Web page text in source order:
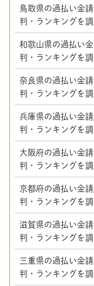
鳥取県の過払い金
判・ランキングを
和歌山県の過払い
判・ランキングを
奈良県の過払い金
判・ランキングを
兵庫県の過払い金
判・ランキングを
大阪府の過払い金
判・ランキングを
京都府の過払い金
判・ランキングを
滋賀県の過払い金
判・ランキングを
三重県の過払い金
判・ランキングを